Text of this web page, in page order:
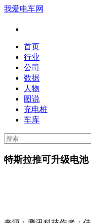
我爱电车网
首页
行业
公司
数据
人物
图说
充电桩
车库
特斯拉推可升级电